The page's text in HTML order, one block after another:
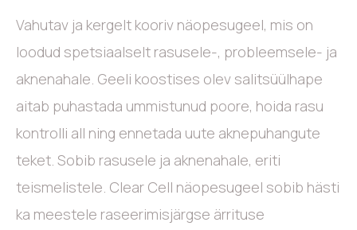
Vahutav ja kergelt kooriv näopesugeel, mis on
loodud spetsiaalselt rasusele-, probleemsele- ja
aknenahale. Geeli koostises olev salitsüülhape
aitab puhastada ummistunud poore, hoida rasu
kontrolli all ning ennetada uute aknepuhangute
teket. Sobib rasusele ja aknenahale, eriti
teismelistele. Clear Cell näopesugeel sobib hästi
ka meestele raseerimisjärgse ärrituse